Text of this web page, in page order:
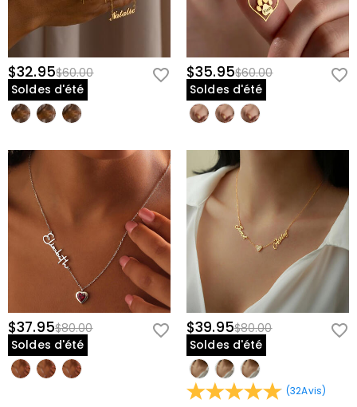
$32.95$60.00
Soldes d'été
$35.95$60.00
Soldes d'été
$37.95$80.00
Soldes d'été
$39.95$80.00
Soldes d'été
(32Avis)